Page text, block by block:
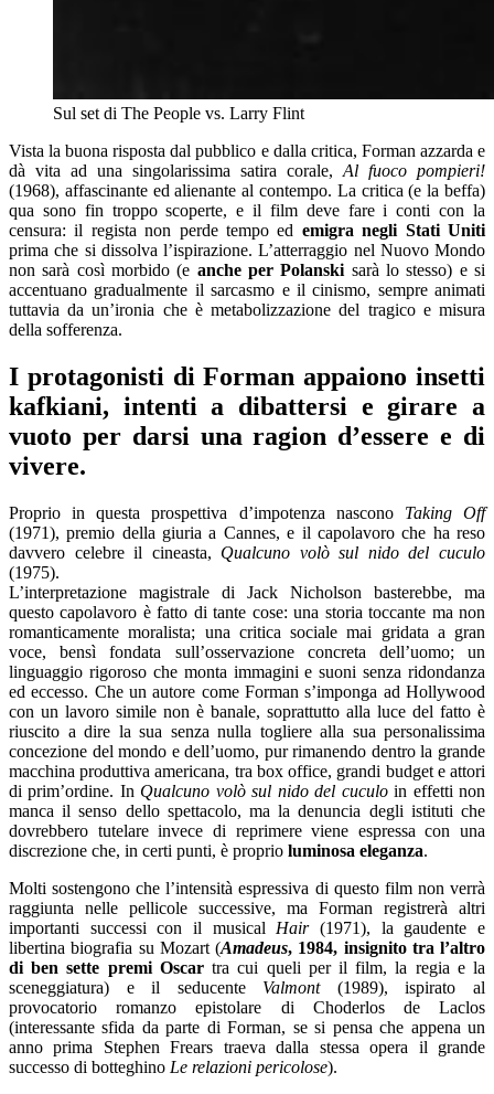
Sul set di The People vs. Larry Flint
Vista la buona risposta dal pubblico e dalla critica, Forman azzarda e
dà vita ad una singolarissima satira corale,Al fuoco pompieri!
(1968), affascinante ed alienante al contempo. La critica (e la beffa)
qua sono fin troppo scoperte, e il film deve fare i conti con la
censura: il regista non perde tempo ed emigra negli Stati Uniti
prima che si dissolva l’ispirazione. L’atterraggio nel Nuovo Mondo
non sarà così morbido (e anche per Polanskisarà lo stesso) e si
accentuano gradualmente il sarcasmo e il cinismo, sempre animati
tuttavia da un’ironia che è metabolizzazione del tragico e misura
della sofferenza.
I protagonisti di Forman appaiono insetti
kafkiani, intenti a dibattersi e girare a
vuoto per darsi una ragion d’essere e di
vivere.
Proprio in questa prospettiva d’impotenza nascono Taking Off
(1971), premio della giuria a Cannes, e il capolavoro che ha reso
davvero celebre il cineasta, Qualcuno volò sul nido del cuculo
(1975).
L’interpretazione magistrale di Jack Nicholson basterebbe, ma
questo capolavoro è fatto di tante cose: una storia toccante ma non
romanticamente moralista; una critica sociale mai gridata a gran
voce, bensì fondata sull’osservazione concreta dell’uomo; un
linguaggio rigoroso che monta immagini e suoni senza ridondanza
ed eccesso. Che un autore come Forman s’imponga ad Hollywood
con un lavoro simile non è banale, soprattutto alla luce del fatto è
riuscito a dire la sua senza nulla togliere alla sua personalissima
concezione del mondo e dell’uomo, pur rimanendo dentro la grande
macchina produttiva americana, tra box office, grandi budget e attori
di prim’ordine. In Qualcuno volò sul nido del cuculoin effetti non
manca il senso dello spettacolo, ma la denuncia degli istituti che
dovrebbero tutelare invece di reprimere viene espressa con una
discrezione che, in certi punti, è proprio luminosa eleganza.
Molti sostengono che l’intensità espressiva di questo film non verrà
raggiunta nelle pellicole successive, ma Forman registrerà altri
importanti successi con il musical Hair(1971), la gaudente e
libertina biografia su Mozart (Amadeus, 1984, insignito tra l’altro
di ben sette premi Oscartra cui queli per il film, la regia e la
sceneggiatura) e il seducente Valmont(1989), ispirato al
provocatorio romanzo epistolare di Choderlos de Laclos
(interessante sfida da parte di Forman, se si pensa che appena un
anno prima Stephen Frears traeva dalla stessa opera il grande
successo di botteghino Le relazioni pericolose).